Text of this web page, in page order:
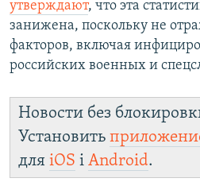
утверждают, что эта
занижена, поскольку не
факторов, включая
российских военных и
Новости без
Установить
для iOS і Android.